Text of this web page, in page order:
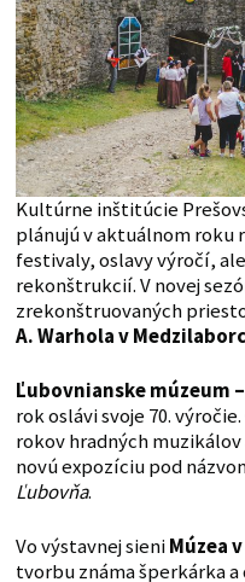
Kultúrne inštitúcie
plánujú v aktuálnom roku
festivaly, oslavy výročí,
rekonštrukcií. V novej
zrekonštruovaných
A. Warhola v
Ľubovnianske múzeum
rok oslávi svoje 70.
rokov hradných
novú expozíciu pod
Ľubovňa.
Vo výstavnej sieniMúzea
tvorbu známa šperkárka